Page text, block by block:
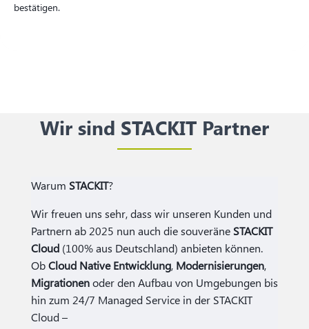
bestätigen.
Wir sind STACKIT Partner
Warum STACKIT?
Wir freuen uns sehr, dass wir unseren Kunden und
Partnern ab 2025 nun auch die souveräne STACKIT
Cloud(100% aus Deutschland) anbieten können.
ObCloud Native Entwicklung, Modernisierungen,
Migrationenoder den Aufbau von Umgebungen bis
hin zum 24/7 Managed Service in der STACKIT
Cloud –